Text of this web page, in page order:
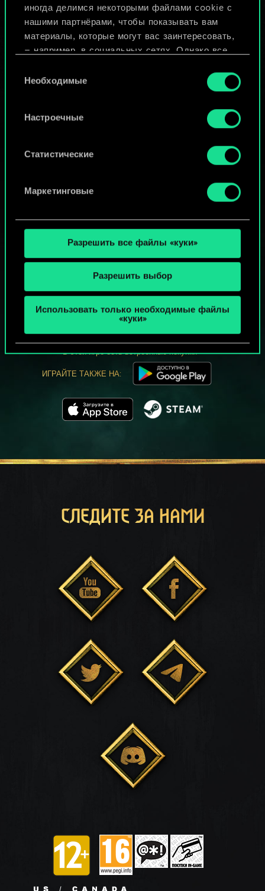
иногда делимся некоторыми файлами cookie с
нашими партнёрами, чтобы показывать вам
материалы, которые могут вас заинтересовать,
— например, в социальных сетях. Однако все
разрешения.
Найти подробную информацию о том, как мы
используем ваши файлы cookie, и изменить
«Настройки» ниже.
согласия
Необходимые
Настроечные
Статистические
Маркетинговые
Разрешить все файлы «куки»
Разрешить выбор
Использовать только необходимые файлы
«куки»
ИЛИ
МОЖЕТ ПАРТЕЕЧКУ В ГВИНТ?
ИГРАТЬ
БЕСПЛАТНО НА ПК
В этой игре есть встроенные покупки
ИГРАЙТЕ ТАКЖЕ НА:
СЛЕДИТЕ ЗА НАМИ